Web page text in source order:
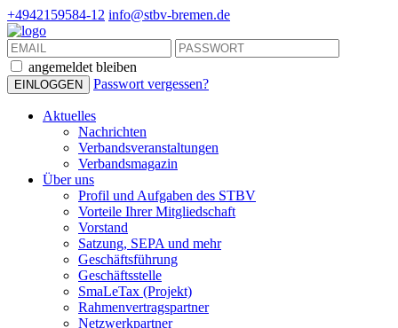
+4942159584-12 info@stbv-bremen.de
angemeldet bleiben
Passwort vergessen?
Aktuelles
Nachrichten
Verbandsveranstaltungen
Verbandsmagazin
Über uns
Profil und Aufgaben des STBV
Vorteile Ihrer Mitgliedschaft
Vorstand
Satzung, SEPA und mehr
Geschäftsführung
Geschäftsstelle
SmaLeTax (Projekt)
Rahmenvertragspartner
Netzwerkpartner